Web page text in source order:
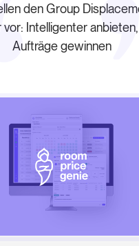
den Group
vor: Intelligenter
Aufträge gewinnen